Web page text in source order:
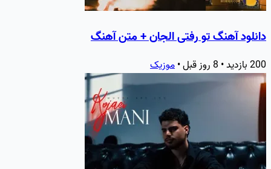
دانلود آهنگ تو رفتی الجان + متن آهنگ
200 بازدید • 8 روز قبل • موزیک